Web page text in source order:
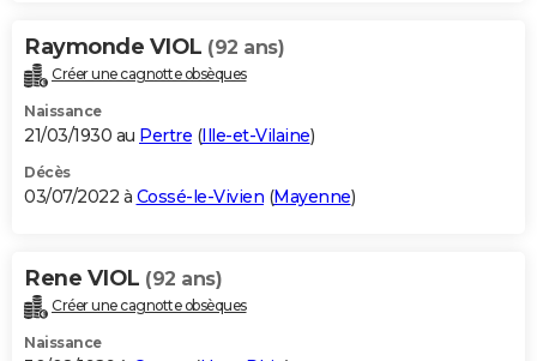
Raymonde VIOL (92 ans)
Créer une cagnotte obsèques
Naissance
21/03/1930 au Pertre (Ille-et-Vilaine)
Décès
03/07/2022 à Cossé-le-Vivien (Mayenne)
Rene VIOL (92 ans)
Créer une cagnotte obsèques
Naissance